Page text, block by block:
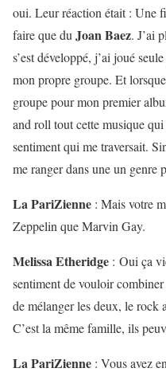
oui. Leur réaction était : Une
faire que duJoan Baez. J’ai
s’est développé, j’ai joué
mon propre groupe. Et
groupe pour mon premier
and roll tout cette musique
sentiment qui me traversait.
me ranger dans une un genre
La PariZienne : Mais votre
Zeppelin que Marvin Gay.
Melissa Etheridge : Oui ça
sentiment de vouloir
de mélanger les deux, le rock
C’est la même famille, ils
La PariZienne : Vous avez